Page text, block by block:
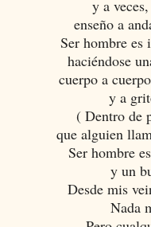
y a
enseño a
Ser hombre es
haciéndose
cuerpo a
y a
( Dentro de
que alguien
Ser hombre
y un
Desde mis
Nada